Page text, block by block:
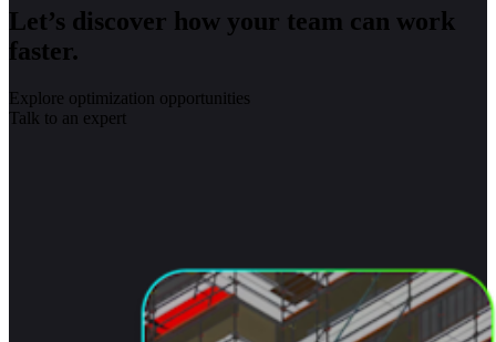
Let’s discover how your team can work
faster.
Explore optimization opportunities
Talk to an expert